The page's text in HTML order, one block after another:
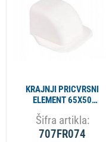
KRAJNJI PRICVRSNI
ELEMENT 65X50
VECAMCO 9801-116-
08
Šifra artikla:
707FR074